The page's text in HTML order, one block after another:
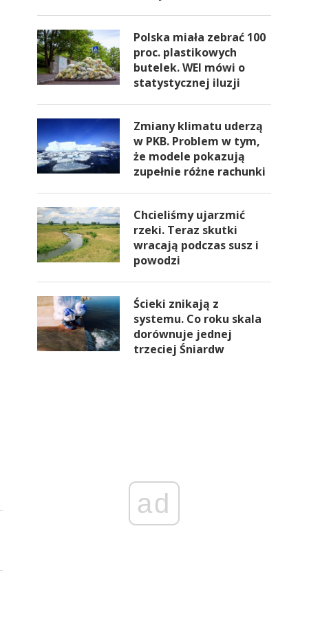
Polska miała zebrać 100
proc. plastikowych
butelek. WEI mówi o
statystycznej iluzji
Zmiany klimatu uderzą
w PKB. Problem w tym,
że modele pokazują
zupełnie różne rachunki
Chcieliśmy ujarzmić
rzeki. Teraz skutki
wracają podczas susz i
powodzi
Ścieki znikają z
systemu. Co roku skala
dorównuje jednej
trzeciej Śniardw
ad